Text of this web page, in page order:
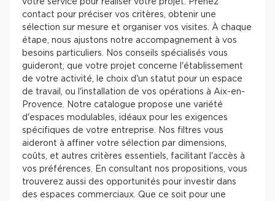
votre service pour réaliser votre projet. Prenez
contact pour préciser vos critères, obtenir une
sélection sur mesure et organiser vos visites. À chaque
étape, nous ajustons notre accompagnement à vos
besoins particuliers. Nos conseils spécialisés vous
guideront, que votre projet concerne l'établissement
de votre activité, le choix d'un statut pour un espace
de travail, ou l'installation de vos opérations à Aix-en-
Provence. Notre catalogue propose une variété
d'espaces modulables, idéaux pour les exigences
spécifiques de votre entreprise. Nos filtres vous
aideront à affiner votre sélection par dimensions,
coûts, et autres critères essentiels, facilitant l'accès à
vos préférences. En consultant nos propositions, vous
trouverez aussi des opportunités pour investir dans
des espaces commerciaux. Que ce soit pour une